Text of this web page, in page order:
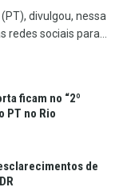
divulgou, nessa
sociais para...
ficam no “2º
PT no Rio
de